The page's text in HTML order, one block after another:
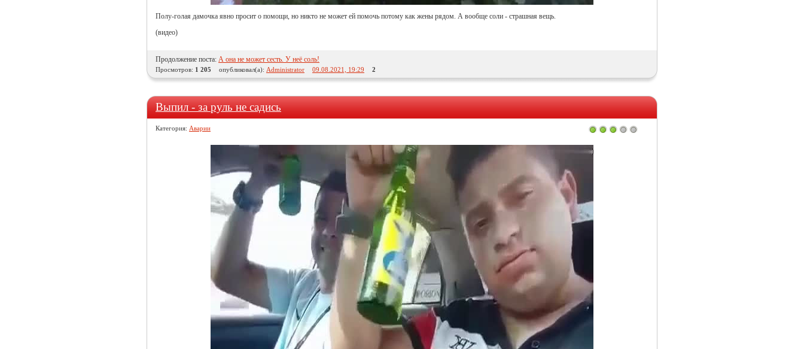
Полу-голая дамочка явно просит о помощи, но никто не может ей помочь потому как жены рядом. А вообще соли - страшная вещь.
(видео)
Продолжение поста: А она не может сесть. У неё соль!
Просмотров: 1 205 опубликовал(а): Administrator 09.08.2021, 19:29 2
Выпил - за руль не садись
Категория: Аварии